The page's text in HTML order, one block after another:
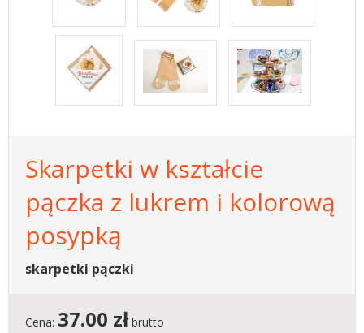
Skarpetki w kształcie
pączka z lukrem i kolorową
posypką
skarpetki pączki
Cena: 37.00 złbrutto